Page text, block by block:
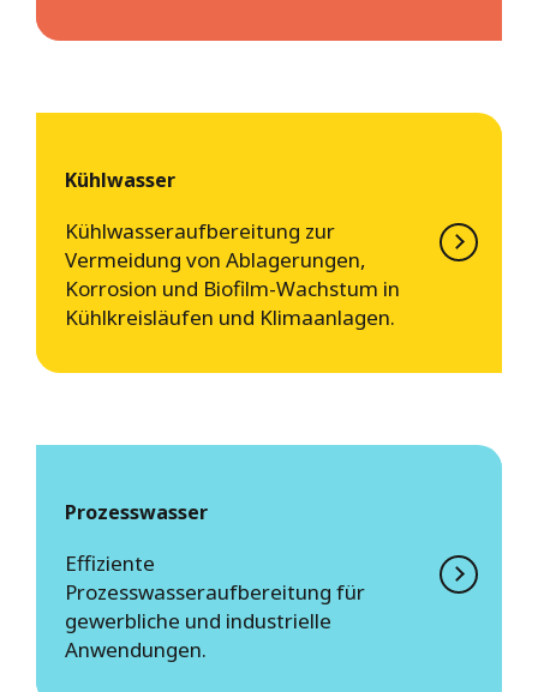
Kühlwasser
Kühlwasseraufbereitung zur
Vermeidung von Ablagerungen,
Korrosion und Biofilm-Wachstum in
Kühlkreisläufen und Klimaanlagen.
Prozesswasser
Effiziente
Prozesswasseraufbereitung für
gewerbliche und industrielle
Anwendungen.